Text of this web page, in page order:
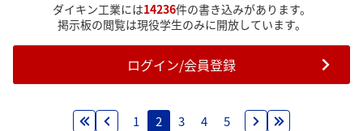
ダイキン工業には14236件の書き込みがあります。
掲示板の閲覧は現役学生のみに開放しています。
ログイン/会員登録
1 2 3 4 5